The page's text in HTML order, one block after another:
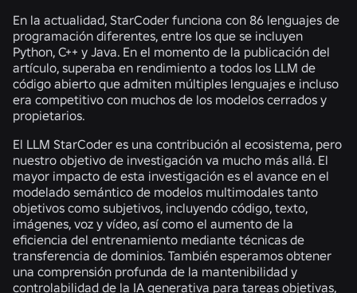
En la actualidad, StarCoder funciona con 86 lenguajes de
programación diferentes, entre los que se incluyen
Python, C++ y Java. En el momento de la publicación del
artículo, superaba en rendimiento a todos los LLM de
código abierto que admiten múltiples lenguajes e incluso
era competitivo con muchos de los modelos cerrados y
propietarios.
El LLM StarCoder es una contribución al ecosistema, pero
nuestro objetivo de investigación va mucho más allá. El
mayor impacto de esta investigación es el avance en el
modelado semántico de modelos multimodales tanto
objetivos como subjetivos, incluyendo código, texto,
imágenes, voz y vídeo, así como el aumento de la
eficiencia del entrenamiento mediante técnicas de
transferencia de dominios. También esperamos obtener
una comprensión profunda de la mantenibilidad y
controlabilidad de la IA generativa para tareas objetivas,